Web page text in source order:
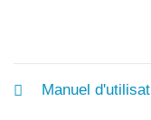
Manuel